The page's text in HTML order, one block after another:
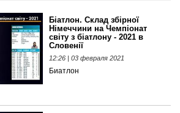
Біатлон. Склад збірної
Німеччини на Чемпіонат
світу з біатлону - 2021 в
Словенії
12:26 | 03 февраля 2021
Биатлон